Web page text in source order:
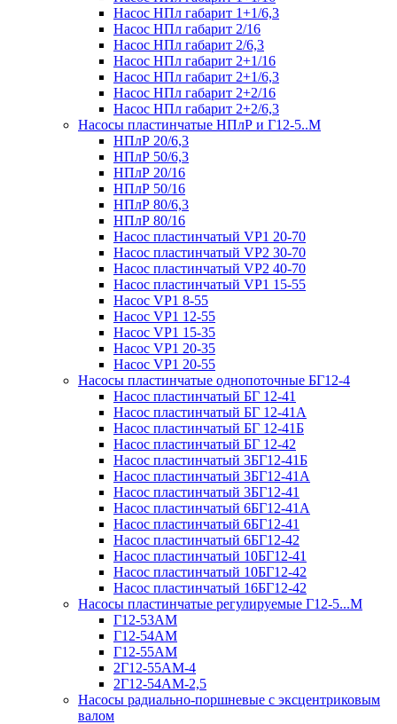
Насос НПл габарит 1+1/6,3
Насос НПл габарит 2/16
Насос НПл габарит 2/6,3
Насос НПл габарит 2+1/16
Насос НПл габарит 2+1/6,3
Насос НПл габарит 2+2/16
Насос НПл габарит 2+2/6,3
Насосы пластинчатые НПлР и Г12-5..М
НПлР 20/6,3
НПлР 50/6,3
НПлР 20/16
НПлР 50/16
НПлР 80/6,3
НПлР 80/16
Насос пластинчатый VP1 20-70
Насос пластинчатый VP2 30-70
Насос пластинчатый VP2 40-70
Насос пластинчатый VP1 15-55
Насос VP1 8-55
Насос VP1 12-55
Насос VP1 15-35
Насос VP1 20-35
Насос VP1 20-55
Насосы пластинчатые однопоточные БГ12-4
Насос пластинчатый БГ 12-41
Насос пластинчатый БГ 12-41А
Насос пластинчатый БГ 12-41Б
Насос пластинчатый БГ 12-42
Насос пластинчатый 3БГ12-41Б
Насос пластинчатый 3БГ12-41А
Насос пластинчатый 3БГ12-41
Насос пластинчатый 6БГ12-41А
Насос пластинчатый 6БГ12-41
Насос пластинчатый 6БГ12-42
Насос пластинчатый 10БГ12-41
Насос пластинчатый 10БГ12-42
Насос пластинчатый 16БГ12-42
Насосы пластинчатые регулируемые Г12-5...М
Г12-53АМ
Г12-54АМ
Г12-55АМ
2Г12-55АМ-4
2Г12-54АМ-2,5
Насосы радиально-поршневые с эксцентриковым
валом